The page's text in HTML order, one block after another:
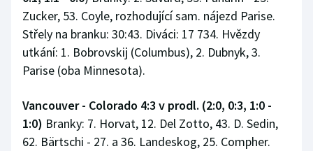
Zucker, 53. Coyle, rozhodující sam. nájezd Parise.
Střely na branku: 30:43. Diváci: 17 734. Hvězdy
utkání: 1. Bobrovskij (Columbus), 2. Dubnyk, 3.
Parise (oba Minnesota).
Vancouver - Colorado 4:3 v prodl. (2:0, 0:3, 1:0 -
1:0) Branky: 7. Horvat, 12. Del Zotto, 43. D. Sedin,
62. Bärtschi - 27. a 36. Landeskog, 25. Compher.